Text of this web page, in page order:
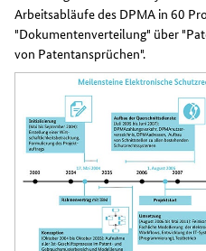
Arbeitsabläufe des DPMA in 60
"Dokumentenverteilung" über
von Patentansprüchen".